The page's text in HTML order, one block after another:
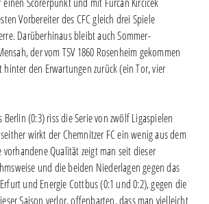
Scorerpunkt und mit Furcan Kircicek
Vorbereiter des CFC gleich drei Spiele
Darüberhinaus bleibt auch Sommer-
der vom TSV 1860 Rosenheim gekommen
den Erwartungen zurück (ein Tor, vier
Berlin (0:3) riss die Serie von zwölf Ligaspielen
wirkt der Chemnitzer FC ein wenig aus dem
Qualität zeigt man seit dieser
und die beiden Niederlagen gegen das
und Energie Cottbus (0:1 und 0:2), gegen die
Saison verlor, offenbarten, dass man vielleicht